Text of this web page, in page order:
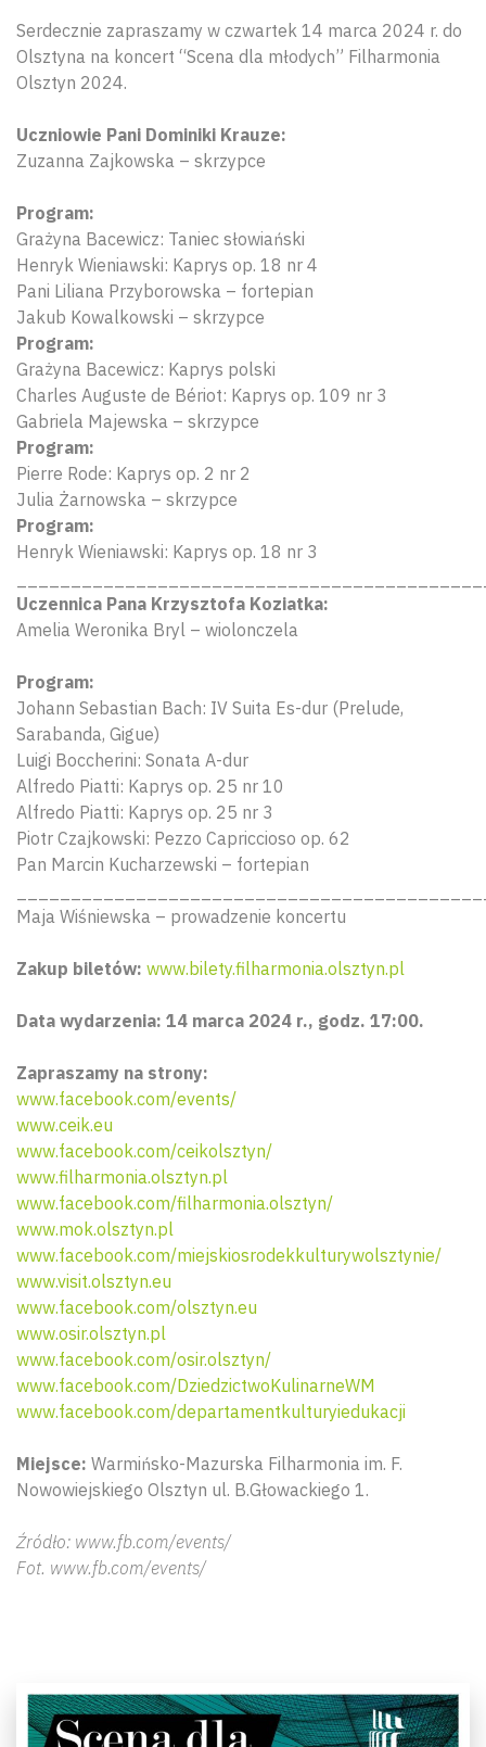
Serdecznie zapraszamy w czwartek 14 marca 2024 r. do
Olsztyna na koncert “Scena dla młodych” Filharmonia
Olsztyn 2024.
Uczniowie Pani Dominiki Krauze:
Zuzanna Zajkowska – skrzypce
Program:
Grażyna Bacewicz: Taniec słowiański
Henryk Wieniawski: Kaprys op. 18 nr 4
Pani Liliana Przyborowska – fortepian
Jakub Kowalkowski – skrzypce
Program:
Grażyna Bacewicz: Kaprys polski
Charles Auguste de Bériot: Kaprys op. 109 nr 3
Gabriela Majewska – skrzypce
Program:
Pierre Rode: Kaprys op. 2 nr 2
Julia Żarnowska – skrzypce
Program:
Henryk Wieniawski: Kaprys op. 18 nr 3
Uczennica Pana Krzysztofa Koziatka:
Amelia Weronika Bryl – wiolonczela
Program:
Johann Sebastian Bach: IV Suita Es-dur (Prelude,
Sarabanda, Gigue)
Luigi Boccherini: Sonata A-dur
Alfredo Piatti: Kaprys op. 25 nr 10
Alfredo Piatti: Kaprys op. 25 nr 3
Piotr Czajkowski: Pezzo Capriccioso op. 62
Pan Marcin Kucharzewski – fortepian
Maja Wiśniewska – prowadzenie koncertu
Zakup biletów: www.bilety.filharmonia.olsztyn.pl
Data wydarzenia: 14 marca 2024 r., godz. 17:00.
Zapraszamy na strony:
www.facebook.com/events/
www.ceik.eu
www.facebook.com/ceikolsztyn/
www.filharmonia.olsztyn.pl
www.facebook.com/filharmonia.olsztyn/
www.mok.olsztyn.pl
www.facebook.com/miejskiosrodekkulturywolsztynie/
www.visit.olsztyn.eu
www.facebook.com/olsztyn.eu
www.osir.olsztyn.pl
www.facebook.com/osir.olsztyn/
www.facebook.com/DziedzictwoKulinarneWM
www.facebook.com/departamentkulturyiedukacji
Miejsce: Warmińsko-Mazurska Filharmonia im. F.
Nowowiejskiego Olsztyn ul. B.Głowackiego 1.
Źródło: www.fb.com/events/
Fot. www.fb.com/events/